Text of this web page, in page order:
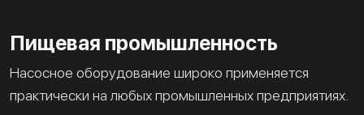
Пищевая промышленность
Насосное оборудование широко применяется
практически на любых промышленных предприятиях.